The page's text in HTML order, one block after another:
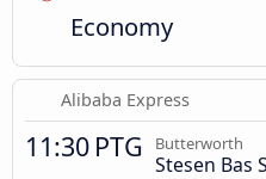
Economy
Alibaba Express
11:30 PTG Butterworth
Stesen Bas